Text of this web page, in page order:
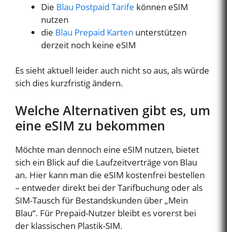
Die Blau Postpaid Tarife können eSIM
nutzen
die Blau Prepaid Karten unterstützen
derzeit noch keine eSIM
Es sieht aktuell leider auch nicht so aus, als würde
sich dies kurzfristig ändern.
Welche Alternativen gibt es, um
eine eSIM zu bekommen
Möchte man dennoch eine eSIM nutzen, bietet
sich ein Blick auf die Laufzeitverträge von Blau
an. Hier kann man die eSIM kostenfrei bestellen
– entweder direkt bei der Tarifbuchung oder als
SIM-Tausch für Bestandskunden über „Mein
Blau“. Für Prepaid-Nutzer bleibt es vorerst bei
der klassischen Plastik-SIM.